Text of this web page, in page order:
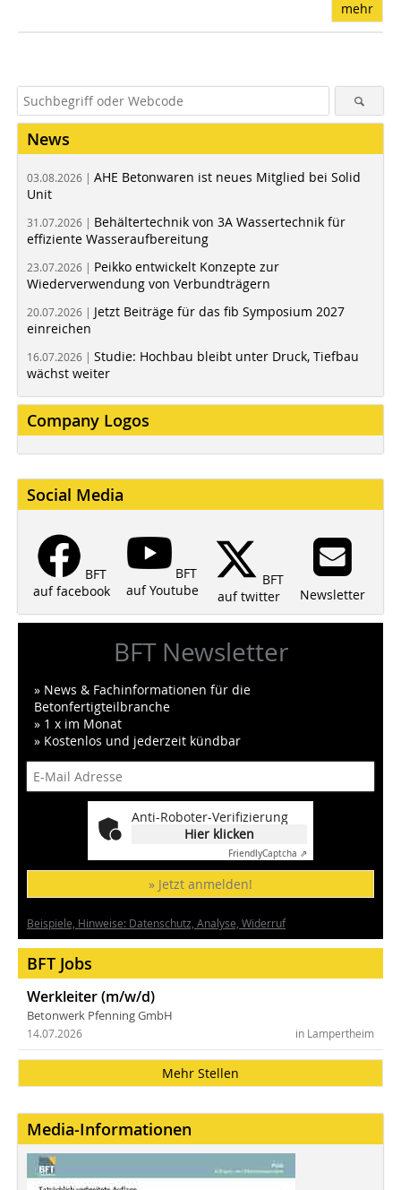
mehr
News
03.08.2026 | AHE Betonwaren ist neues Mitglied bei Solid
Unit
31.07.2026 | Behältertechnik von 3A Wassertechnik für
effiziente Wasseraufbereitung
23.07.2026 | Peikko entwickelt Konzepte zur
Wiederverwendung von Verbundträgern
20.07.2026 | Jetzt Beiträge für das fib Symposium 2027
einreichen
16.07.2026 | Studie: Hochbau bleibt unter Druck, Tiefbau
wächst weiter
Company Logos
Social Media
BFT
auf facebook
BFT
auf Youtube
BFT
auf twitter
Newsletter
BFT Newsletter
» News & Fachinformationen für die
Betonfertigteilbranche
» 1 x im Monat
» Kostenlos und jederzeit kündbar
Anti-Roboter-Verifizierung
Hier klicken
FriendlyCaptcha ⇗
» Jetzt anmelden!
Beispiele, Hinweise: Datenschutz, Analyse, Widerruf
BFT Jobs
Werkleiter (m/w/d)
Betonwerk Pfenning GmbH
in Lampertheim
14.07.2026
Mehr Stellen
Media-Informationen